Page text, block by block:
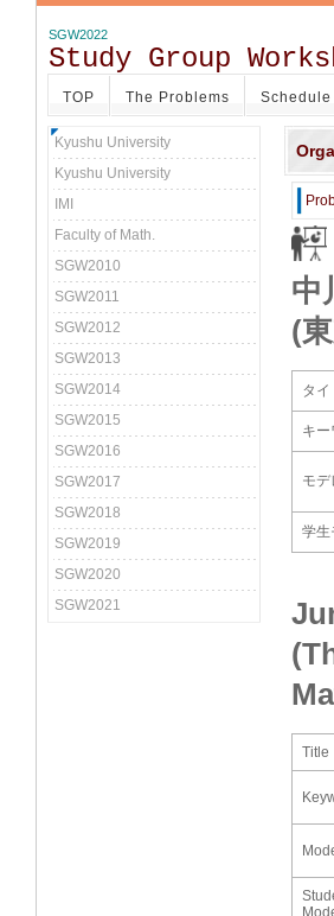
SGW2022
Study Group
TOP The Problems Schedule
Kyushu University
Kyushu University
IMI
Faculty of Math.
SGW2010
SGW2011
SGW2012
SGW2013
SGW2014
SGW2015
SGW2016
SGW2017
SGW2018
SGW2019
SGW2020
SGW2021
中
(
タイ
キー
モデ
学生
Title